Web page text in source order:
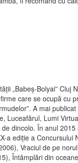
„Babeş-Bolyai” Cluj
care se ocupă cu
A mai
Luceafărul, Lumi
dincolo. În anul 2015
a ediţie a Concursului
Vraciul de pe
Întâmplări din